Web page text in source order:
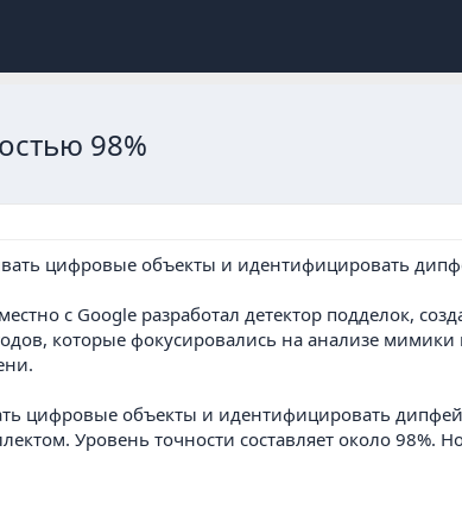
98%
с Google разработал детектор подделок,
которые фокусировались на анализе
цифровые объекты и идентифицировать
Уровень точности составляет около 98%.